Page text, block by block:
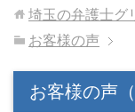
埼玉の弁護士グ
お客様の声
お客様の声